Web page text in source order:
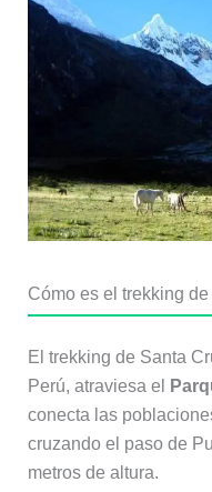
Cómo es el trekking
El trekking de Santa
Perú, atraviesa el
conecta las
cruzando el paso de
metros de altura.